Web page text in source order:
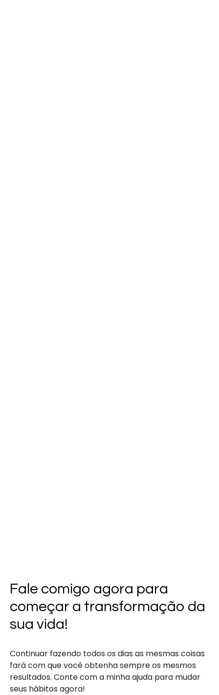
Fale comigo agora para
começar a transformação da
sua vida!
Continuar fazendo todos os dias as mesmas coisas
fará com que você obtenha sempre os mesmos
resultados. Conte com a minha ajuda para mudar
seus hábitos agora!